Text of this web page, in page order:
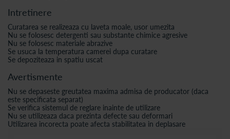
Intretinere
Curatarea se realizeaza cu laveta moale, usor umezita
Nu se folosesc detergenti sau substante chimice agresive
Nu se folosesc materiale abrazive
Se usuca la temperatura camerei dupa curatare
Se depoziteaza in spatiu uscat
Avertismente
Nu se depaseste greutatea maxima admisa de producator (daca
este specificata separat)
Se verifica sistemul de reglare inainte de utilizare
Nu se utilizeaza daca prezinta defecte sau deformari
Utilizarea incorecta poate afecta stabilitatea in deplasare